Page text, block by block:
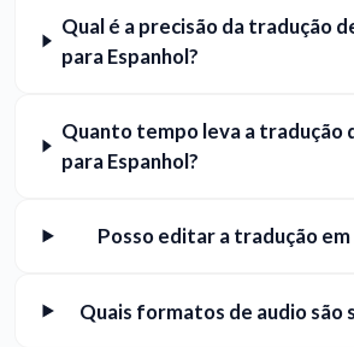
Qual é a precisão da tradução
para Espanhol?
Quanto tempo leva a tradução
para Espanhol?
Posso editar a tradução em
Quais formatos de audio são